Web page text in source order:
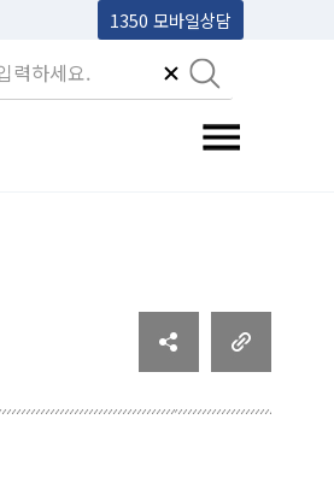
1350 모바일상담
전체메뉴 토글